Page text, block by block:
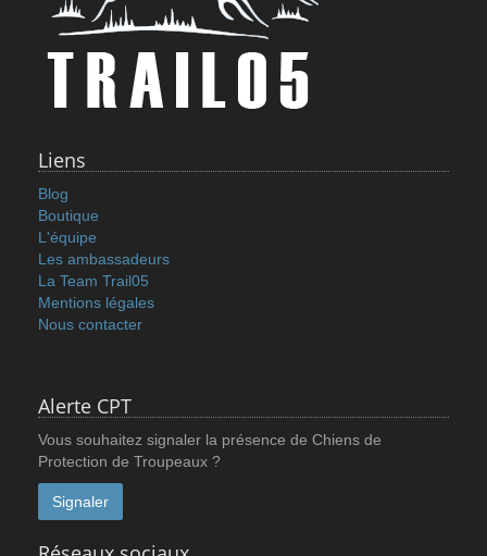
ON-RUNNING CLUB T
35.0 €
Liens
Blog
Boutique
L'équipe
Les ambassadeurs
La Team Trail05
Mentions légales
Nous contacter
Alerte CPT
Vous souhaitez signaler la présence de Chiens de
Protection de Troupeaux ?
Signaler